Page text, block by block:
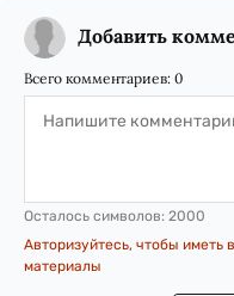
Добавить
Всего комментариев: 0
Осталось символов: 2000
Авторизуйтесь, чтобы иметь
материалы